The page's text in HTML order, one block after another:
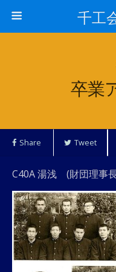
千工
卒業
Share Tweet
C40A 湯浅 (財団理事